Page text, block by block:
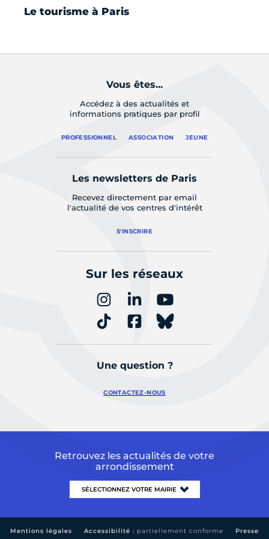
Le tourisme à Paris
Vous êtes...
Accédez à des actualités et
informations pratiques par profil
PROFESSIONNEL ASSOCIATION JEUNE
Les newsletters de Paris
Recevez directement par email
l'actualité de vos centres d'intérêt
S'INSCRIRE
Sur les réseaux
Une question ?
CONTACTEZ-NOUS
Retrouvez les actualités de votre
arrondissement
Mentions légales Accessibilité : partiellement conforme Presse